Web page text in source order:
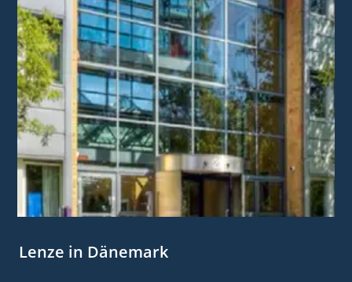
Lenze in Dänemark